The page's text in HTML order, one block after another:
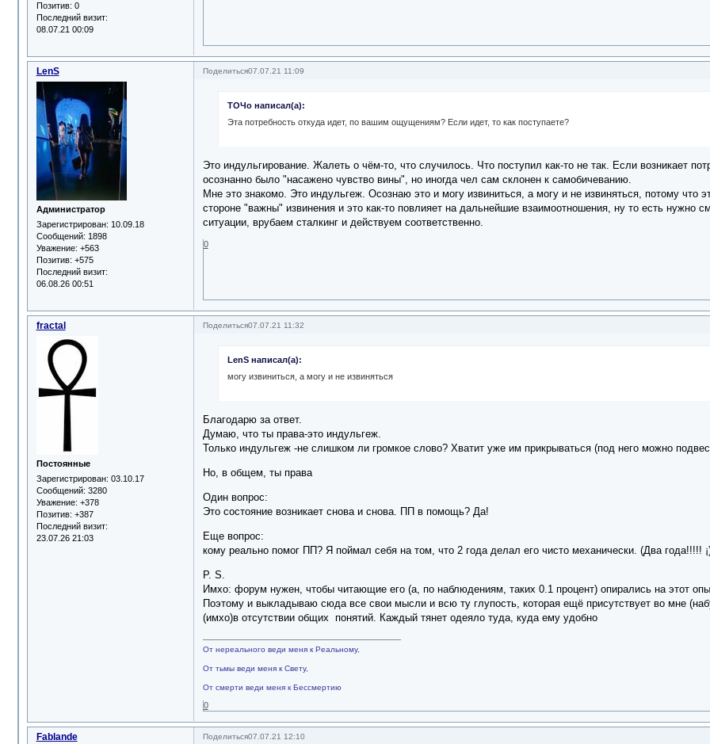
Позитив: 0
Последний визит:
08.07.21 00:09
Поделиться07.07.21 11:09
LenS
Администратор
Зарегистрирован: 10.09.18
Сообщений: 1898
Уважение: +563
Позитив: +575
Последний визит:
06.08.26 00:51
ТОЧо написал(а):
Эта потребность откуда идет, по вашим ощущениям? Если идет, то как поступаете?
Это индульгирование. Жалеть о чём-то, что случилось. Что поступил как-то не так. Если возникает
осознанно было "насажено чувство вины", но иногда чел сам склонен к самобичеванию.
Мне это знакомо. Это индульгеж. Осознаю это и могу извиниться, а могу и не извиняться, потому что
стороне "важны" извинения и это как-то повлияет на дальнейшие взаимоотношения, ну то есть нужно
ситуации, врубаем сталкинг и действуем соответственно.
0
Поделиться07.07.21 11:32
fractal
Постоянные
Зарегистрирован: 03.10.17
Сообщений: 3280
Уважение: +378
Позитив: +387
Последний визит:
23.07.26 21:03
LenS написал(а):
могу извиниться, а могу и не извиняться
Благодарю за ответ.
Думаю, что ты права-это индульгеж.
Только индульгеж -не слишком ли громкое слово? Хватит уже им прикрываться (под него можно
Но, в общем, ты права
Один вопрос:
Это состояние возникает снова и снова. ПП в помощь? Да!
Еще вопрос:
кому реально помог ПП? Я поймал себя на том, что 2 года делал его чисто механически. (Два года!!!!!
P. S.
Имхо: форум нужен, чтобы читающие его (а, по наблюдениям, таких 0.1 процент) опирались на
Поэтому и выкладываю сюда все свои мысли и всю ту глупость, которая ещё присутствует во мне
(имхо)в отсутствии общих понятий. Каждый тянет одеяло туда, куда ему удобно
От нереального веди меня к Реальному,
От тьмы веди меня к Свету,
От смерти веди меня к Бессмертию
0
Поделиться07.07.21 12:10
Fablande